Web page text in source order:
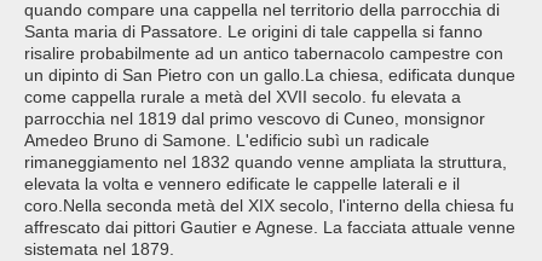
quando compare una cappella nel territorio della parrocchia di
Santa maria di Passatore. Le origini di tale cappella si fanno
risalire probabilmente ad un antico tabernacolo campestre con
un dipinto di San Pietro con un gallo.La chiesa, edificata dunque
come cappella rurale a metà del XVII secolo. fu elevata a
parrocchia nel 1819 dal primo vescovo di Cuneo, monsignor
Amedeo Bruno di Samone. L'edificio subì un radicale
rimaneggiamento nel 1832 quando venne ampliata la struttura,
elevata la volta e vennero edificate le cappelle laterali e il
coro.Nella seconda metà del XIX secolo, l'interno della chiesa fu
affrescato dai pittori Gautier e Agnese. La facciata attuale venne
sistemata nel 1879.